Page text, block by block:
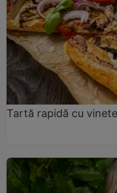
Tartă rapidă cu